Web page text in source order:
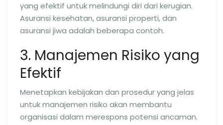
yang efektif untuk melindungi diri dari kerugian.
Asuransi kesehatan, asuransi properti, dan
asuransi jiwa adalah beberapa contoh.
3. Manajemen Risiko yang
Efektif
Menetapkan kebijakan dan prosedur yang jelas
untuk manajemen risiko akan membantu
organisasi dalam merespons potensi ancaman.